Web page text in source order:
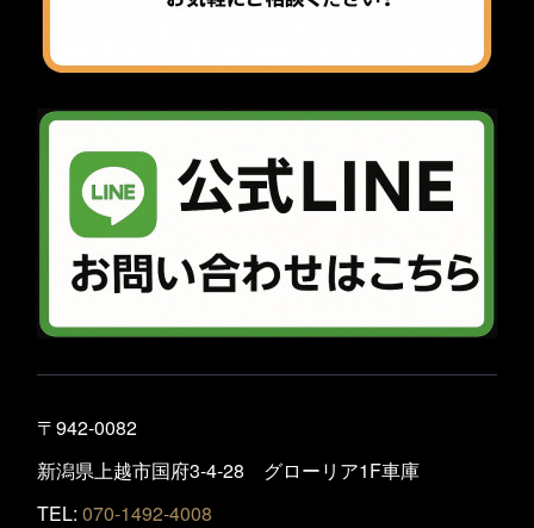
〒942-0082
新潟県上越市国府3-4-28 グローリア1F車庫
TEL: 070-1492-4008